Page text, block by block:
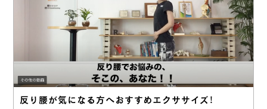
反り腰が気になる方へおすすめエクササイズ！